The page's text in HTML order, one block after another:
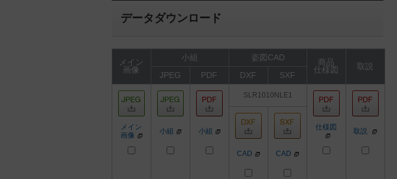
データダウンロード
メイン
画像
小組 姿図CAD
商品
仕様図
取説
JPEG
PDF DXF SXF
メイン
画像
小組 小組
SLR1010NLE1
仕様図 取説
CAD CAD